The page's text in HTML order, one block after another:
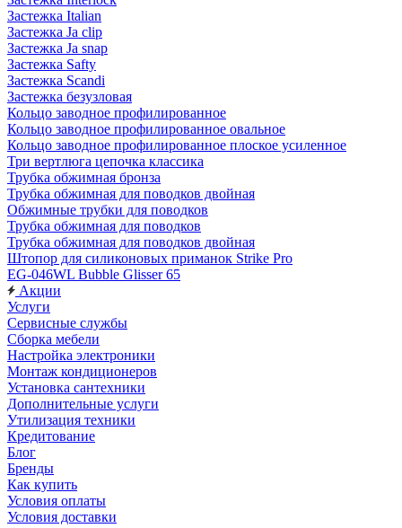
Застежка Italian
Застежка Ja clip
Застежка Ja snap
Застежка Safty
Застежка Scandi
Застежка безузловая
Кольцо заводное профилированное
Кольцо заводное профилированное овальное
Кольцо заводное профилированное плоское усиленное
Три вертлюга цепочка классика
Трубка обжимная бронза
Трубка обжимная для поводков двойная
Обжимные трубки для поводков
Трубка обжимная для поводков
Трубка обжимная для поводков двойная
Штопор для силиконовых приманок Strike Pro
EG-046WL Bubble Glisser 65
Акции
Услуги
Сервисные службы
Сборка мебели
Настройка электроники
Монтаж кондиционеров
Установка сантехники
Дополнительные услуги
Утилизация техники
Кредитование
Блог
Бренды
Как купить
Условия оплаты
Условия доставки